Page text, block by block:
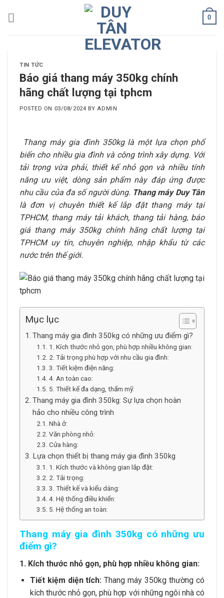
0
TIN TỨC
Báo giá thang máy 350kg chính
hãng chất lượng tại tphcm
POSTED ON 03/08/2024 BYADMIN
Thang máy gia đình 350kg là một lựa chọn phổ
biến cho nhiều gia đình và công trình xây dựng. Với
tải trọng vừa phải, thiết kế nhỏ gọn và nhiều tính
năng ưu việt, dòng sản phẩm này đáp ứng được
nhu cầu của đa số người dùng. Thang máy Duy Tân
là đơn vị chuyên thiết kế lắp đặt thang máy tại
TPHCM, thang máy tải khách, thang tải hàng, báo
giá thang máy 350kg chính hãng chất lượng tại
TPHCM uy tín, chuyên nghiệp, nhập khẩu từ các
nước trên thế giới.
Mục lục
Thang máy gia đình 350kg có những ưu điểm gì?
1. Kích thước nhỏ gọn, phù hợp nhiều không gian:
2. Tải trọng phù hợp với nhu cầu gia đình:
3. Tiết kiệm điện năng:
4. An toàn cao:
5. Thiết kế đa dạng, thẩm mỹ:
Thang máy gia đình 350kg: Sự lựa chọn hoàn
hảo cho nhiều công trình
Nhà ở:
Văn phòng nhỏ:
Cửa hàng:
Lựa chọn thiết bị thang máy gia đình 350kg
1. Kích thước và không gian lắp đặt:
2. Tải trọng:
3. Thiết kế và kiểu dáng:
4. Hệ thống điều khiển:
5. Hệ thống an toàn:
Thang máy gia đình 350kg có những ưu
điểm gì?
1. Kích thước nhỏ gọn, phù hợp nhiều không gian:
Tiết kiệm diện tích: Thang máy 350kg thường có
kích thước nhỏ gọn, phù hợp với những ngôi nhà có